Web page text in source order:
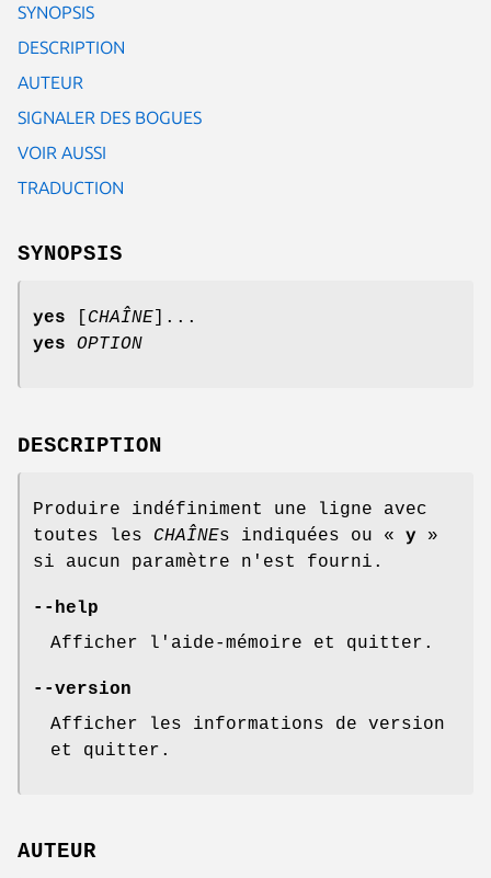
SYNOPSIS
DESCRIPTION
AUTEUR
SIGNALER DES BOGUES
VOIR AUSSI
TRADUCTION
SYNOPSIS
yes CHAÎNE ]...
yes
OPTION
DESCRIPTION
Produire indéfiniment une ligne avec
toutes les CHAÎNEs indiquées ou « y »
si aucun paramètre n'est fourni.
--help
Afficher l'aide-mémoire et quitter.
--version
Afficher les informations de version
et quitter.
AUTEUR